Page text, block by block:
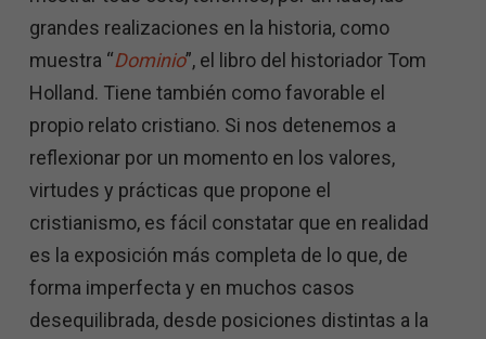
grandes realizaciones en la historia, como
muestra “Dominio”, el libro del historiador Tom
Holland. Tiene también como favorable el
propio relato cristiano. Si nos detenemos a
reflexionar por un momento en los valores,
virtudes y prácticas que propone el
cristianismo, es fácil constatar que en realidad
es la exposición más completa de lo que, de
forma imperfecta y en muchos casos
desequilibrada, desde posiciones distintas a la